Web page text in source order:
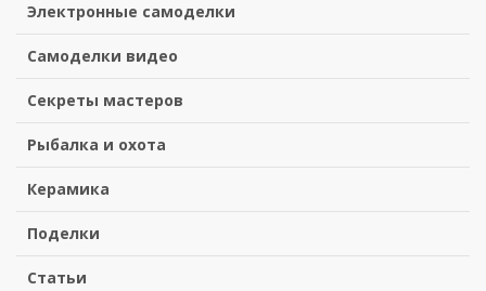
Электронные самоделки
Самоделки видео
Секреты мастеров
Рыбалка и охота
Керамика
Поделки
Статьи